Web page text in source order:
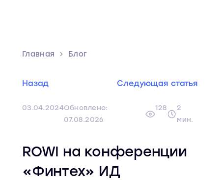
Главная Блог
Назад Следующая статья
03.04.2024Обновлено:
07.08.2026
128
2
мин.
ROWI на конференции
«Финтех» ИД